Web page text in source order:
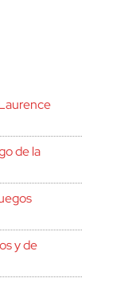
de la
y de